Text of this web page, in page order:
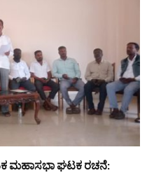
ಮಹಾಸಭಾ ಘಟಕ ರಚನೆ: